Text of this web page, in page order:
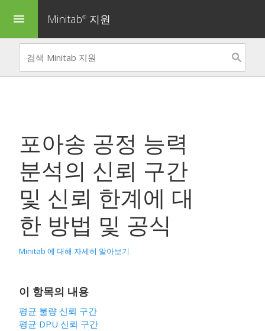
menu Minitab® 지원
포아송 공정 능력
분석의 신뢰 구간
및 신뢰 한계에 대
한 방법 및 공식
Minitab 에 대해 자세히 알아보기
이 항목의 내용
평균 불량 신뢰 구간
평균 DPU 신뢰 구간